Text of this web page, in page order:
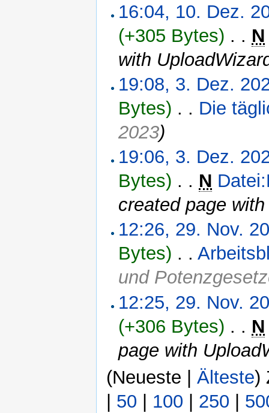
16:04, 10. Dez.
(+305 Bytes) . . N
with
19:08, 3. Dez.
Bytes) . . Die
2023)
19:06, 3. Dez.
Bytes) . . N
created page
12:26, 29. Nov.
Bytes) . .
und
12:25, 29. Nov.
(+306 Bytes) . . N
page with
(Neueste | Älteste)
50 100 250